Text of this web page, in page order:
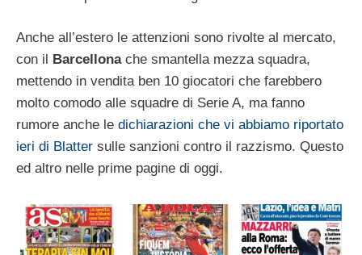
Anche all’estero le attenzioni sono rivolte al mercato,
con il
Barcellonache smantella mezza squadra,
mettendo in vendita ben 10 giocatori che farebbero
molto comodo alle squadre di Serie A, ma fanno
rumore anche le dichiarazioni che vi abbiamo riportato
ieri di Blatter sulle sanzioni contro il razzismo. Questo
ed altro nelle prime pagine di oggi.